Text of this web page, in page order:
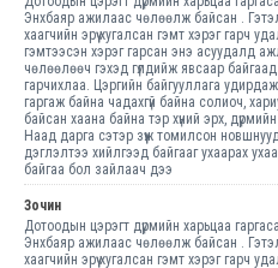
Энхбаяр ажилаас чөлөөлж байсан .
хаагчийн эрүү хугалсан гэмт хэрэг гарч
гэмтээсэн хэрэг гарсан энэ асуудалд
чөлөөлөөч гэхэд гүлдийж явсаар
гарчихлаа. Цэргийн байгууллага
гаргаж байна чадахгүй байна солиоч,
байсан хаана байна тэр хүний эрх,
Наад дарга сэтэр зүүж томилсон
дэглэлтээ хийлгээд байгааг ухаарах
байгаа бол зайлаач дээ
Зочин
Дотоодын цэрэгт дүрмийн харьцаа
Энхбаяр ажилаас чөлөөлж байсан .
хаагчийн эрүү хугалсан гэмт хэрэг гарч